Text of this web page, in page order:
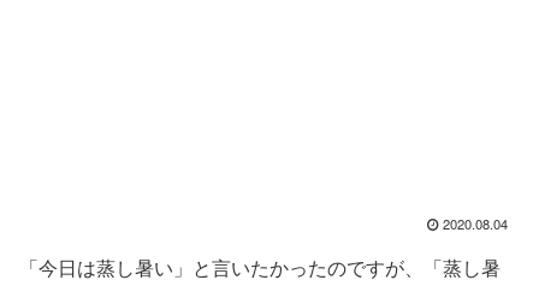
2020.08.04
「今日は蒸し暑い」と言いたかったのですが、「蒸し暑